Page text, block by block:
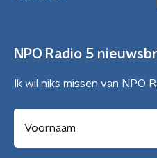
NPO Radio 5
Ik wil niks missen van NPO